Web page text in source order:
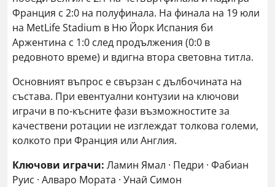
Франция с 2:0 на полуфинала. На финала на 19 юли
на MetLife Stadium в Ню Йорк Испания би
Аржентина с 1:0 след продължения (0:0 в
редовното време) и вдигна втора световна титла.
Основният въпрос е свързан с дълбочината на
състава. При евентуални контузии на ключови
играчи в по-късните фази възможностите за
качествени ротации не изглеждат толкова големи,
колкото при Франция или Англия.
Ключови играчи: Ламин Ямал · Педри · Фабиан
Руис · Алваро Мората · Унай Симон